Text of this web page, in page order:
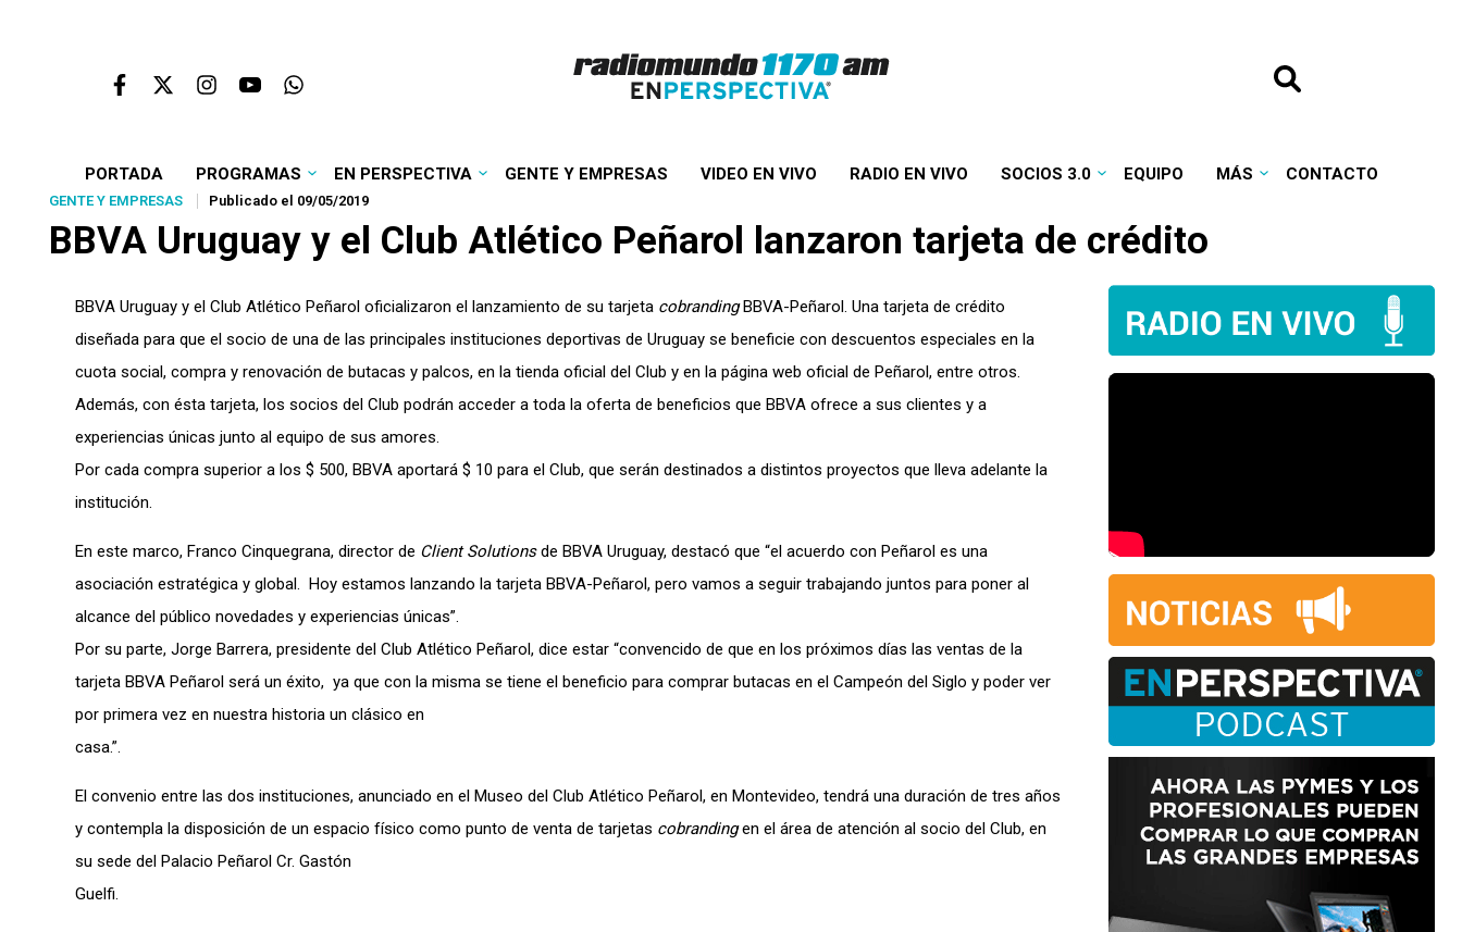
PORTADA PROGRAMAS EN PERSPECTIVA GENTE Y EMPRESAS VIDEO EN VIVO RADIO EN VIVO SOCIOS 3.0 EQUIPO MÁS CONTACTO
GENTE Y EMPRESAS Publicado el 09/05/2019
BBVA Uruguay y el Club Atlético Peñarol lanzaron tarjeta de crédito
BBVA Uruguay y el Club Atlético Peñarol oficializaron el lanzamiento de su tarjeta cobrandingBBVA-Peñarol. Una tarjeta de crédito
diseñada para que el socio de una de las principales instituciones deportivas de Uruguay se beneficie con descuentos especiales en la
cuota social, compra y renovación de butacas y palcos, en la tienda oficial del Club y en la página web oficial de Peñarol, entre otros.
Además, con ésta tarjeta, los socios del Club podrán acceder a toda la oferta de beneficios que BBVA ofrece a sus clientes y a
experiencias únicas junto al equipo de sus amores.
Por cada compra superior a los $ 500, BBVA aportará $ 10 para el Club, que serán destinados a distintos proyectos que lleva adelante la
institución.
En este marco, Franco Cinquegrana, director de Client Solutionsde BBVA Uruguay, destacó que “el acuerdo con Peñarol es una
asociación estratégica y global. Hoy estamos lanzando la tarjeta BBVA-Peñarol, pero vamos a seguir trabajando juntos para poner al
alcance del público novedades y experiencias únicas”.
Por su parte, Jorge Barrera, presidente del Club Atlético Peñarol, dice estar “convencido de que en los próximos días las ventas de la
tarjeta BBVA Peñarol será un éxito, ya que con la misma se tiene el beneficio para comprar butacas en el Campeón del Siglo y poder ver
por primera vez en nuestra historia un clásico en
casa.”.
El convenio entre las dos instituciones, anunciado en el Museo del Club Atlético Peñarol, en Montevideo, tendrá una duración de tres años
y contempla la disposición de un espacio físico como punto de venta de tarjetas cobrandingen el área de atención al socio del Club, en
su sede del Palacio Peñarol Cr. Gastón
Guelfi.